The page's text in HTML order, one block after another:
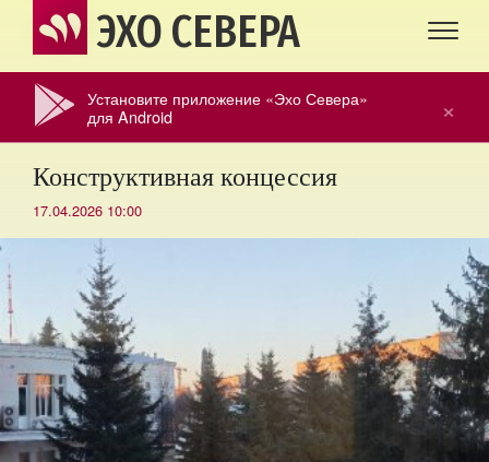
ЭХО СЕВЕРА
×
Установите приложение «Эхо Севера»
для Android
Конструктивная концессия
17.04.2026 10:00